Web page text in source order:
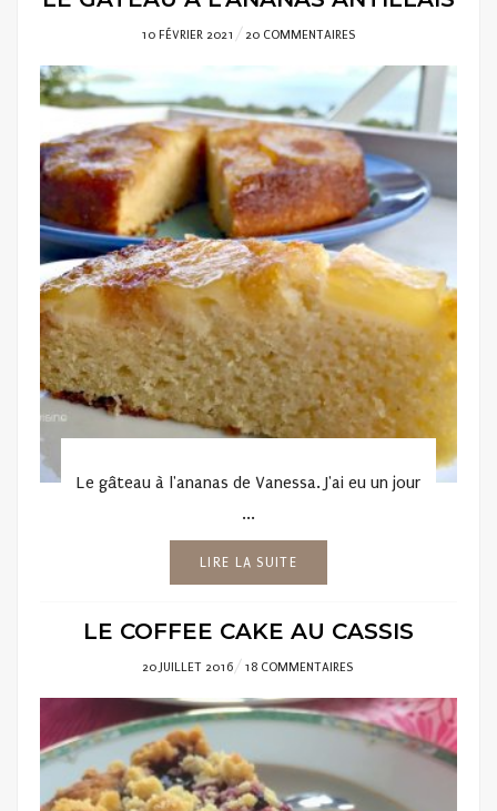
POSTED
10 FÉVRIER 2021 20 COMMENTAIRES
Le gâteau à l'ananas de Vanessa. J'ai eu un jour
...
LIRE LA SUITE
LE COFFEE CAKE AU CASSIS
POSTED
ON
20 JUILLET 2016 18 COMMENTAIRES